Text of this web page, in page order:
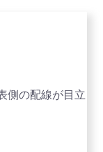
側の配線が目立